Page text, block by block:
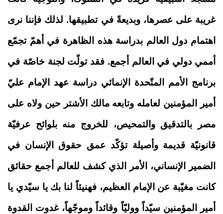
غريبة على عصرها، وبديعةً في تطبيقها. لذلك فإننا نرى
اهتمام دول العالم بدراسة هذه الظاهرة في أهمّ تجمّع
أممي دولي في العالم أجمع. فقد تولّت لجنة خاصّة في
برنامج الأمم المتّحدة الإنمائي دراسة عهد الإمام عليّ
أمير المؤمنين لعامله وتابعه مالك الأشتر حين ولاه على
مصر بالتدقيق والتمحيص، للخروج منه بلوائح عرفيّة
قانونيّة قديمة وأصيلة تؤكّد عمق حقوق الإنسان في
الضمير الإنساني، الأمر الذي كشف للعالم أجمع حقائق
كانت مغيّبة عن الإمام العظيم، فهنيئاً لنا بك يا سيّدي يا
أمير المؤمنين سيّداً ووليّاً وقائداً وموجّهاً، غدوت القدوة